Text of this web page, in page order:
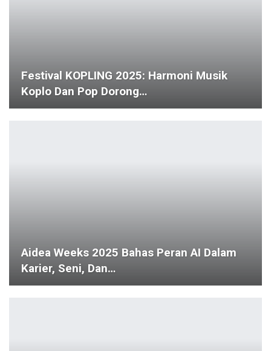
Festival KOPLING 2025: Harmoni Musik
Koplo Dan Pop Dorong…
Aidea Weeks 2025 Bahas Peran AI Dalam
Karier, Seni, Dan…